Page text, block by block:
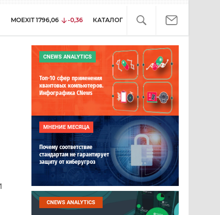
MOEXIT 1796,06 -0,36 КАТАЛОГ
CNEWS ANALYTICS
Топ-10 сфер применения
квантовых компьютеров.
Инфографика CNews
МНЕНИЕ МЕСЯЦА
Почему соответствие
стандартам не гарантирует
защиту от киберугроз
CNEWS ANALYTICS